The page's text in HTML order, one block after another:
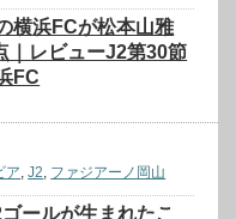
横浜FCが松本山雅
｜レビューJ2第30節
FC
ア,J2, ファジアーノ岡山
ールが生まれたこ